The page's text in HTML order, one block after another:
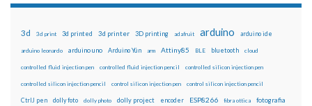
3d 3d print 3d printed 3d printer 3D printing adafruit arduino arduino ide
arduino leonardo arduino uno Arduino Yún arm Attiny85 BLE bluetooth cloud
controlled fluid injection pen controlled fluid injection pencil controlled silicon injection pen
controlled silicon injection pencil control silicon injection pen control silicon injection pencil
CtrlJ pen dolly foto dolly photo dolly project encoder ESP8266 fibra ottica fotografia